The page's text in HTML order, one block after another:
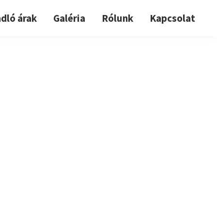
árak Galéria Rólunk Kapcsolat